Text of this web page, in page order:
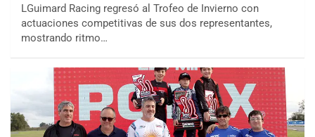
LGuimard Racing regresó al Trofeo de Invierno con
actuaciones competitivas de sus dos representantes,
mostrando ritmo…